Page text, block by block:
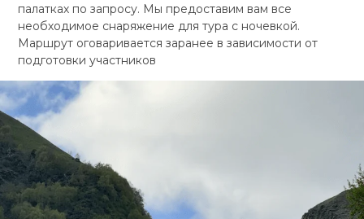
палатках по запросу. Мы предоставим вам все
необходимое снаряжение для тура с ночевкой.
Маршрут оговаривается заранее в зависимости от
подготовки участников